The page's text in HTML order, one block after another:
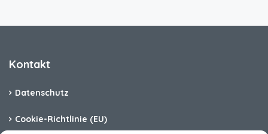
Kontakt
Datenschutz
Cookie-Richtlinie (EU)